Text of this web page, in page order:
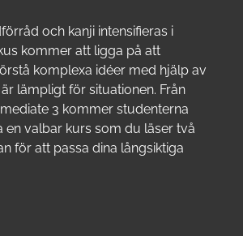
och kanji intensifieras i
kommer att ligga på att
komplexa idéer med hjälp av
lämpligt för situationen. Från
3 kommer studenterna
en valbar kurs som du läser två
för att passa dina långsiktiga